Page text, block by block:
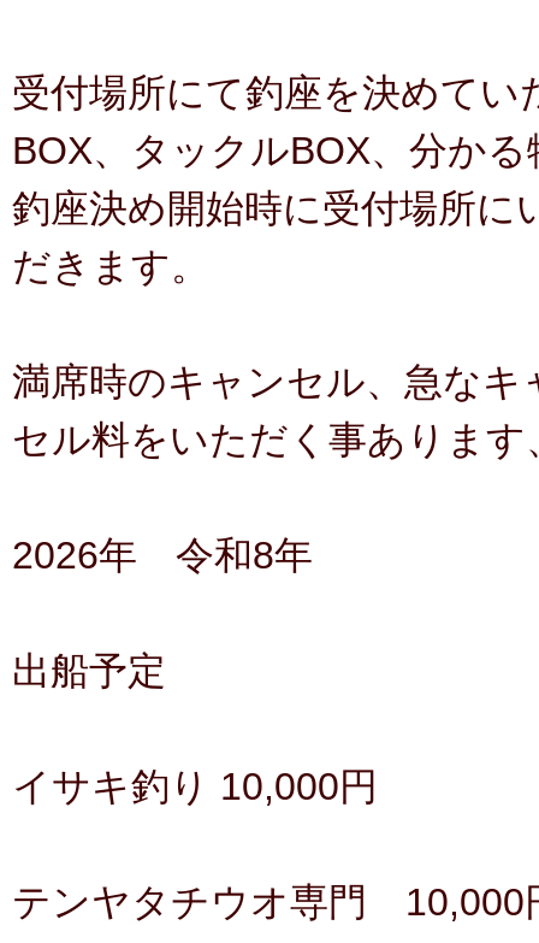
受付場所にて釣座を決めて
BOX、タックルBOX、分か
釣座決め開始時に受付場所
だきます。
満席時のキャンセル、急な
セル料をいただく事ありま
2026年 令和8年
出船予定
イサキ釣り 10,000円
テンヤタチウオ専門 10,000